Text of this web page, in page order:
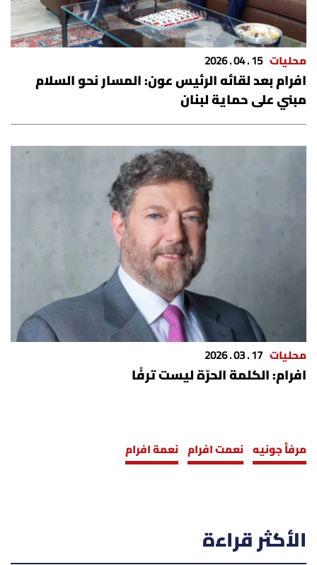
محليات 15 . 04 . 2026
افرام بعد لقائه الرئيس عون: المسار نحو السلام
مبني على حماية لبنان
محليات 17 . 03 . 2026
افرام: الكلمة الحرّة ليست ترفًا
مرفأ جونيه نعمت افرام نعمة افرام
الأكثر قراءة